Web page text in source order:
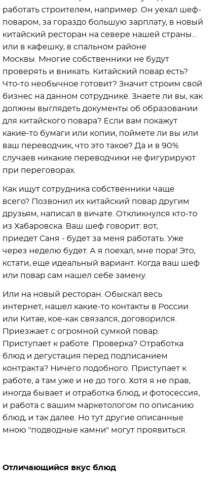
работать строителем, например. Он уехал шеф-
поваром, за гораздо большую зарплату, в новый
китайский ресторан на севере нашей страны...
или в кафешку, в спальном районе
Москвы. Многие собственники не будут
проверять и вникать. Китайский повар есть?
Что-то необычное готовит? Значит строим свой
бизнес на данном сотруднике. Знаете ли вы, как
должны выглядеть документы об образовании
для китайского повара? Если вам покажут
какие-то бумаги или копии, поймете ли вы или
ваш переводчик, что это такое? Да и в 90%
случаев никакие переводчики не фигурируют
при переговорах.
Как ищут сотрудника собственники чаще
всего? Позвонил их китайский повар другим
друзьям, написал в вичате. Откликнулся кто-то
из Хабаровска. Ваш шеф говорит: вот,
приедет Саня - будет за меня работать. Уже
через неделю будет. А я поехал, мне пора! Это,
кстати, еще идеальный вариант. Когда ваш шеф
или повар сам нашел себе замену.
Или на новый ресторан. Обыскал весь
интернет, нашел какие-то контакты в России
или Китае, кое-как связался, договорился.
Приезжает с огромной сумкой повар.
Приступает к работе. Проверка? Отработка
блюд и дегустация перед подписанием
контракта? Ничего подобного. Приступает к
работе, а там уже и не до того. Хотя я не прав,
иногда бывает и отработка блюд, и фотосессия,
и работа с вашим маркетологом по описанию
блюд, и так далее. Но тут другие описанные
мною "подводные камни" могут проявиться.
Отличающийся вкус блюд